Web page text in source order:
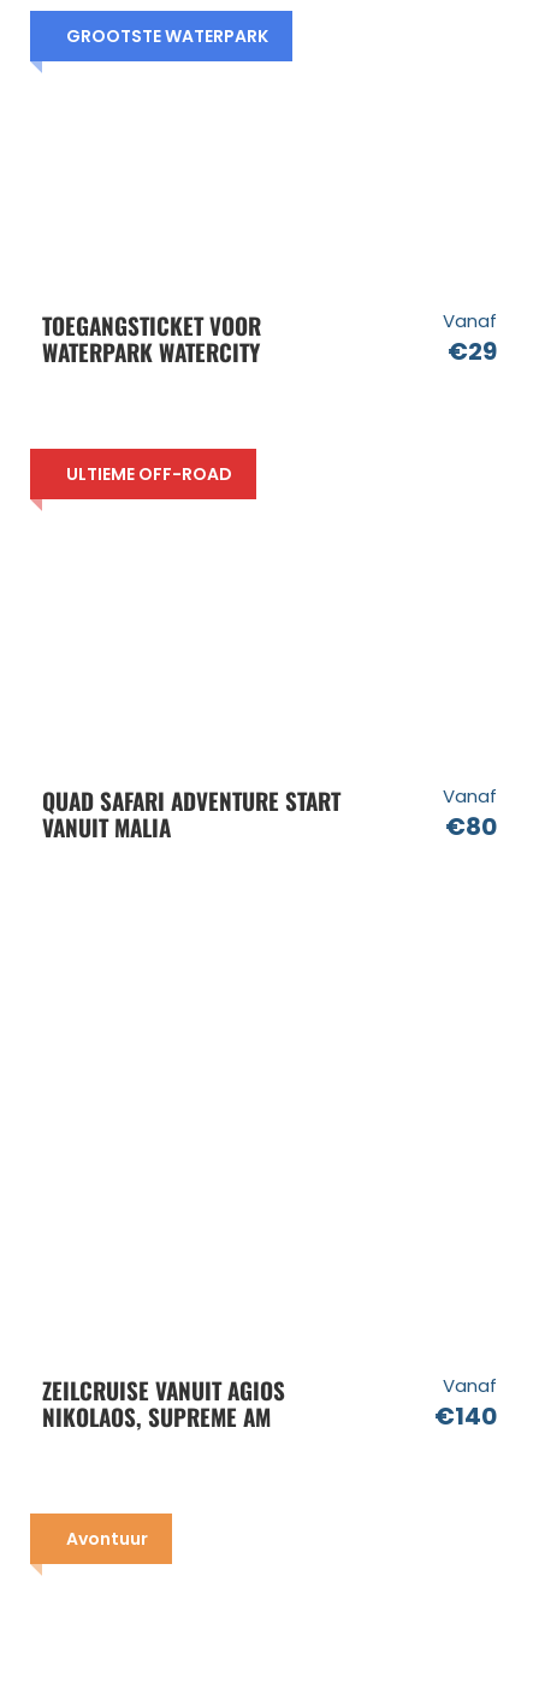
GROOTSTE WATERPARK
TOEGANGSTICKET VOOR
WATERPARK WATERCITY
Vanaf
€29
ULTIEME OFF-ROAD
QUAD SAFARI ADVENTURE START
VANUIT MALIA
Vanaf
€80
ZEILCRUISE VANUIT AGIOS
NIKOLAOS, SUPREME AM
Vanaf
€140
Avontuur